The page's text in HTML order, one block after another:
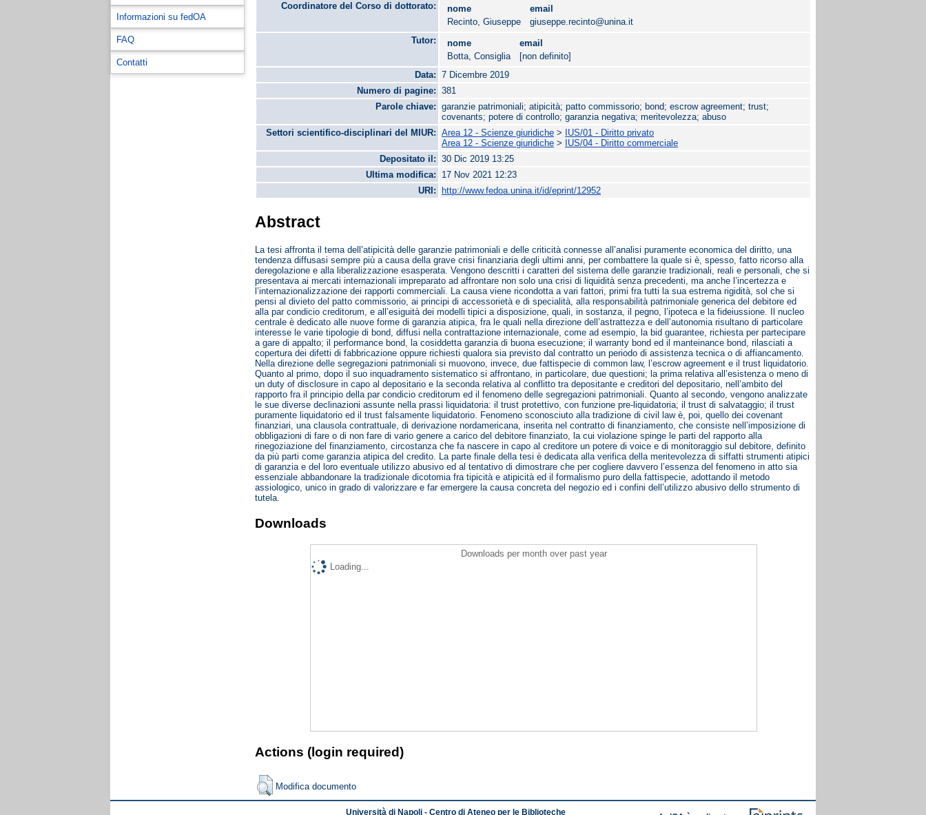
Informazioni su fedOA
FAQ
Contatti
Coordinatore del Corso di dottorato:
nome
email
Recinto, Giuseppe
giuseppe.recinto@unina.it
Tutor:
nome
email
Botta, Consiglia
[non definito]
Data:
7 Dicembre 2019
Numero di pagine:
381
Parole chiave:
garanzie patrimoniali; atipicità; patto commissorio; bond; escrow agreement; trust;
covenants; potere di controllo; garanzia negativa; meritevolezza; abuso
Settori scientifico-disciplinari del MIUR:
Area 12 - Scienze giuridiche >
IUS/01 - Diritto privato
Area 12 - Scienze giuridiche >
IUS/04 - Diritto commerciale
Depositato il:
30 Dic 2019 13:25
Ultima modifica:
17 Nov 2021 12:23
URI:
http://www.fedoa.unina.it/id/eprint/12952
Abstract
La tesi affronta il tema dell’atipicità delle garanzie patrimoniali e delle criticità connesse all’analisi puramente economica del diritto, una
tendenza diffusasi sempre più a causa della grave crisi finanziaria degli ultimi anni, per combattere la quale si è, spesso, fatto ricorso alla
deregolazione e alla liberalizzazione esasperata. Vengono descritti i caratteri del sistema delle garanzie tradizionali, reali e personali, che si
presentava ai mercati internazionali impreparato ad affrontare non solo una crisi di liquidità senza precedenti, ma anche l’incertezza e
l’internazionalizzazione dei rapporti commerciali. La causa viene ricondotta a vari fattori, primi fra tutti la sua estrema rigidità, sol che si
pensi al divieto del patto commissorio, ai principi di accessorietà e di specialità, alla responsabilità patrimoniale generica del debitore ed
alla par condicio creditorum, e all’esiguità dei modelli tipici a disposizione, quali, in sostanza, il pegno, l’ipoteca e la fideiussione. Il nucleo
centrale è dedicato alle nuove forme di garanzia atipica, fra le quali nella direzione dell’astrattezza e dell’autonomia risultano di particolare
interesse le varie tipologie di bond, diffusi nella contrattazione internazionale, come ad esempio, la bid guarantee, richiesta per partecipare
a gare di appalto; il performance bond, la cosiddetta garanzia di buona esecuzione; il warranty bond ed il manteinance bond, rilasciati a
copertura dei difetti di fabbricazione oppure richiesti qualora sia previsto dal contratto un periodo di assistenza tecnica o di affiancamento.
Nella direzione delle segregazioni patrimoniali si muovono, invece, due fattispecie di common law, l’escrow agreement e il trust liquidatorio.
Quanto al primo, dopo il suo inquadramento sistematico si affrontano, in particolare, due questioni; la prima relativa all’esistenza o meno di
un duty of disclosure in capo al depositario e la seconda relativa al conflitto tra depositante e creditori del depositario, nell’ambito del
rapporto fra il principio della par condicio creditorum ed il fenomeno delle segregazioni patrimoniali. Quanto al secondo, vengono analizzate
le sue diverse declinazioni assunte nella prassi liquidatoria: il trust protettivo, con funzione pre-liquidatoria; il trust di salvataggio; il trust
puramente liquidatorio ed il trust falsamente liquidatorio. Fenomeno sconosciuto alla tradizione di civil law è, poi, quello dei covenant
finanziari, una clausola contrattuale, di derivazione nordamericana, inserita nel contratto di finanziamento, che consiste nell’imposizione di
obbligazioni di fare o di non fare di vario genere a carico del debitore finanziato, la cui violazione spinge le parti del rapporto alla
rinegoziazione del finanziamento, circostanza che fa nascere in capo al creditore un potere di voice e di monitoraggio sul debitore, definito
da più parti come garanzia atipica del credito. La parte finale della tesi è dedicata alla verifica della meritevolezza di siffatti strumenti atipici
di garanzia e del loro eventuale utilizzo abusivo ed al tentativo di dimostrare che per cogliere davvero l’essenza del fenomeno in atto sia
essenziale abbandonare la tradizionale dicotomia fra tipicità e atipicità ed il formalismo puro della fattispecie, adottando il metodo
assiologico, unico in grado di valorizzare e far emergere la causa concreta del negozio ed i confini dell’utilizzo abusivo dello strumento di
tutela.
Downloads
Downloads per month over past year
Loading...
Actions (login required)
Modifica documento
Università di Napoli - Centro di Ateneo per le Biblioteche